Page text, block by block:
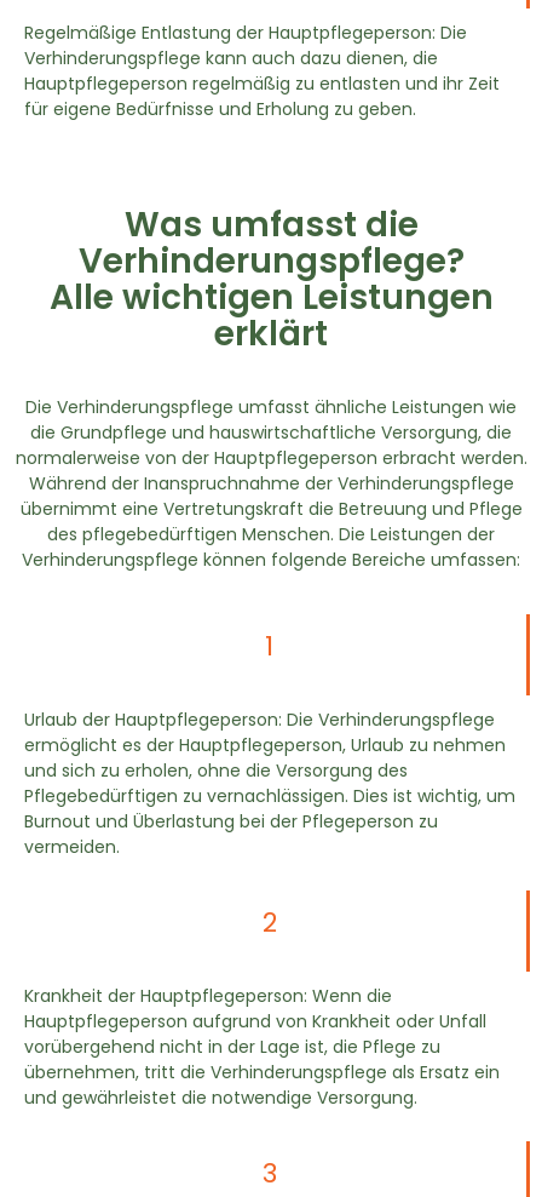
Regelmäßige Entlastung der Hauptpflegeperson: Die
Verhinderungspflege kann auch dazu dienen, die
Hauptpflegeperson regelmäßig zu entlasten und ihr Zeit
für eigene Bedürfnisse und Erholung zu geben.
Was umfasst die
Verhinderungspflege?
Alle wichtigen Leistungen
erklärt
Die Verhinderungspflege umfasst ähnliche Leistungen wie
die Grundpflege und hauswirtschaftliche Versorgung, die
normalerweise von der Hauptpflegeperson erbracht werden.
Während der Inanspruchnahme der Verhinderungspflege
übernimmt eine Vertretungskraft die Betreuung und Pflege
des pflegebedürftigen Menschen. Die Leistungen der
Verhinderungspflege können folgende Bereiche umfassen:
1
Urlaub der Hauptpflegeperson: Die Verhinderungspflege
ermöglicht es der Hauptpflegeperson, Urlaub zu nehmen
und sich zu erholen, ohne die Versorgung des
Pflegebedürftigen zu vernachlässigen. Dies ist wichtig, um
Burnout und Überlastung bei der Pflegeperson zu
vermeiden.
2
Krankheit der Hauptpflegeperson: Wenn die
Hauptpflegeperson aufgrund von Krankheit oder Unfall
vorübergehend nicht in der Lage ist, die Pflege zu
übernehmen, tritt die Verhinderungspflege als Ersatz ein
und gewährleistet die notwendige Versorgung.
3